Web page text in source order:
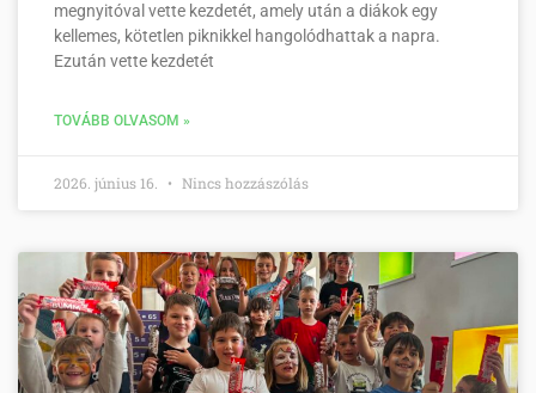
megnyitóval vette kezdetét, amely után a diákok egy
kellemes, kötetlen piknikkel hangolódhattak a napra.
Ezután vette kezdetét
TOVÁBB OLVASOM »
2026. június 16. Nincs hozzászólás